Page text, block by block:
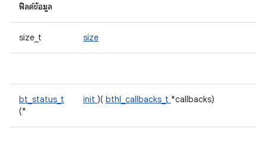
ฟิลด์ข้อมูล
size_t size
bt_status_t
(*
init )( bthl_callbacks_t *callbacks)